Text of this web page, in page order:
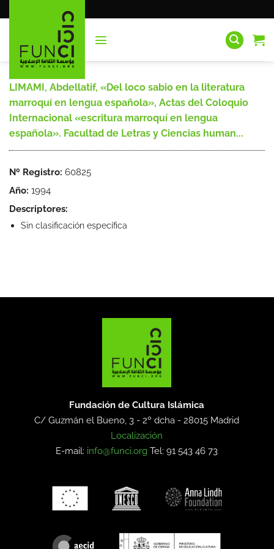
al
LIMAMI, Abdellatif, «Del loco sabio en la literatura
marroquí en lengua española», Actas del Coloquio
Internacional «escritura marroquí en lengua
española». Facultad de Letras y Ciencias human...
Nº Registro: 60825
Año: 1994
Descriptores:
Sin clasificación específica
Fundación de Cultura Islámica
C/ Guzmán el Bueno, 3 - 2º dcha -28015 Madrid
Localización
E-mail: info@funci.org Tel: 91 543 46 73